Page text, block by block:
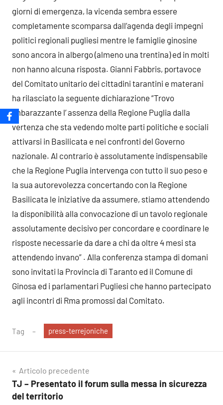
giorni di emergenza, la vicenda sembra essere
completamente scomparsa dall’agenda degli impegni
politici regionali pugliesi mentre le famiglie ginosine
sono ancora in albergo (almeno una trentina) ed in molti
non hanno alcuna risposta. Gianni Fabbris, portavoce
del Comitato unitario dei cittadini tarantini e materani
ha rilasciato la seguente dichiarazione “Trovo
imbarazzante l’ assenza della Regione Puglia dalla
vertenza che sta vedendo molte parti politiche e sociali
attivarsi in Basilicata e nei confronti del Governo
nazionale. Al contrario è assolutamente indispensabile
che la Regione Puglia intervenga con tutto il suo peso e
la sua autorevolezza concertando con la Regione
Basilicata le iniziative da assumere, stiamo attendendo
la disponibilità alla convocazione di un tavolo regionale
assolutamente decisivo per concordare e coordinare le
risposte necessarie da dare a chi da oltre 4 mesi sta
attendendo invano” . Alla conferenza stampa di domani
sono invitati la Provincia di Taranto ed il Comune di
Ginosa ed i parlamentari Pugliesi che hanno partecipato
agli incontri di Rma promossi dal Comitato.
Tag press-terrejoniche
Navigazione
articoli
Articolo precedente
TJ – Presentato il forum sulla messa in sicurezza
del territorio